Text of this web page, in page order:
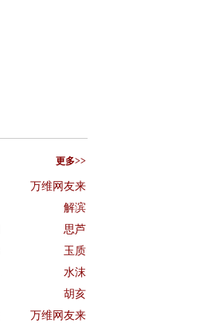
更多>>
万维网友来
解滨
思芦
玉质
水沫
胡亥
万维网友来